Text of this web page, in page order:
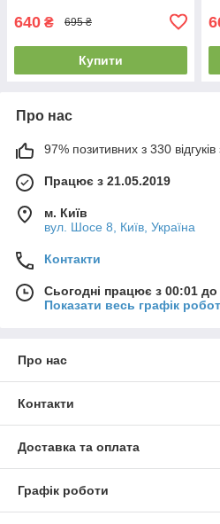
640 ₴ 695 ₴
Купити
Про нас
97% позитивних з 330 відгуків
Працює з 21.05.2019
м. Київ
вул. Шосе 8, Київ, Україна
Контакти
Сьогодні працює з 00:01 до
Показати весь графік
Про нас
Контакти
Доставка та оплата
Графік роботи